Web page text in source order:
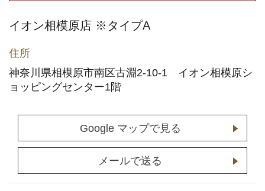
予約・注文
店舗予約
ホットペッパーグルメサイトへ
(ポイント利用はこちら)
お持ち帰りWeb予約
(UberEats・出前館)
イオン相模原店 ※タイプA
住所
神奈川県相模原市南区古淵2-10-1 イオン相模原シ
ョッピングセンター1階
Google マップで見る
メールで送る